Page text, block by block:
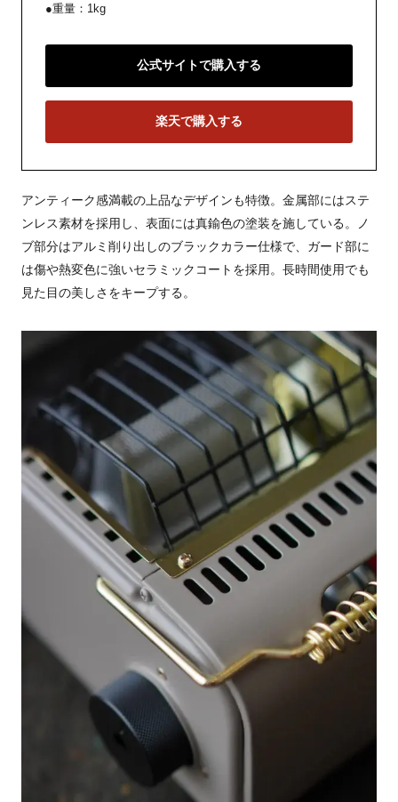
●重量：1kg
公式サイトで購入する
楽天で購入する
アンティーク感満載の上品なデザインも特徴。金属部にはステ
ンレス素材を採用し、表面には真鍮色の塗装を施している。ノ
ブ部分はアルミ削り出しのブラックカラー仕様で、ガード部に
は傷や熱変色に強いセラミックコートを採用。長時間使用でも
見た目の美しさをキープする。